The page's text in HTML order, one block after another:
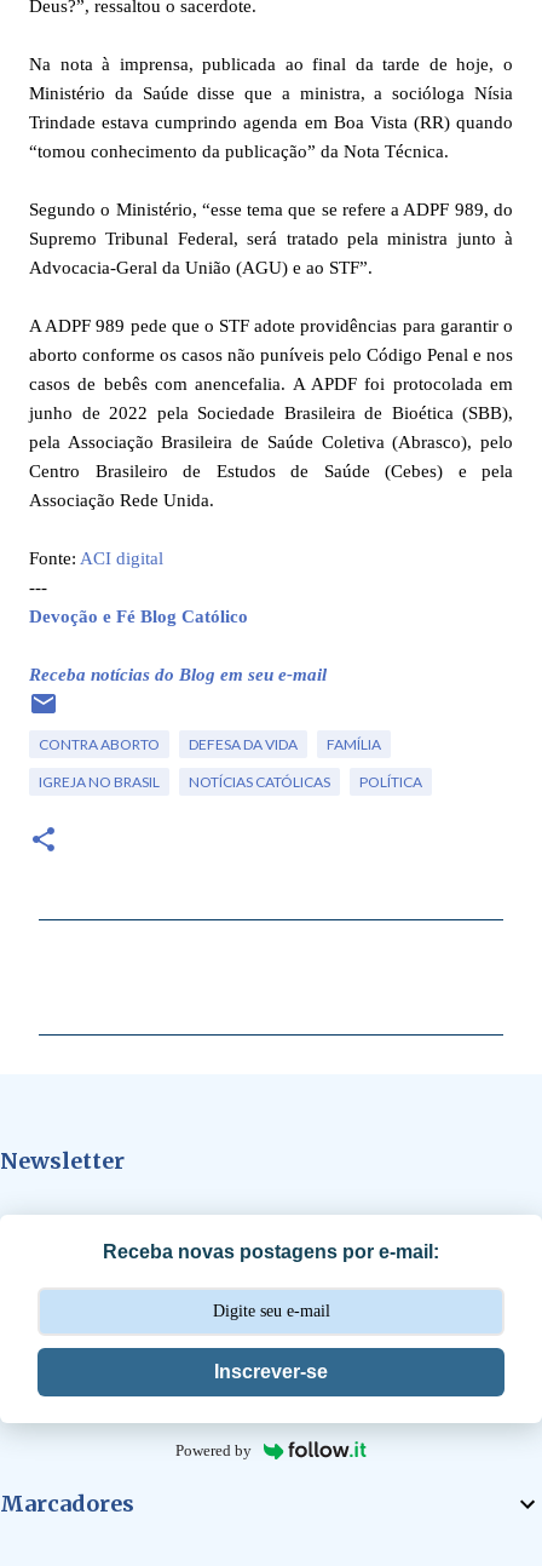
Deus?”, ressaltou o sacerdote.
Na nota à imprensa, publicada ao final da tarde de hoje, o
Ministério da Saúde disse que a ministra, a socióloga Nísia
Trindade estava cumprindo agenda em Boa Vista (RR) quando
“tomou conhecimento da publicação” da Nota Técnica.
Segundo o Ministério, “esse tema que se refere a ADPF 989, do
Supremo Tribunal Federal, será tratado pela ministra junto à
Advocacia-Geral da União (AGU) e ao STF”.
A ADPF 989 pede que o STF adote providências para garantir o
aborto conforme os casos não puníveis pelo Código Penal e nos
casos de bebês com anencefalia. A APDF foi protocolada em
junho de 2022 pela Sociedade Brasileira de Bioética (SBB),
pela Associação Brasileira de Saúde Coletiva (Abrasco), pelo
Centro Brasileiro de Estudos de Saúde (Cebes) e pela
Associação Rede Unida.
Fonte: ACI digital
---
Devoção e Fé Blog Católico
Receba notícias do Blog em seu e-mail
CONTRA ABORTO DEFESA DA VIDA FAMÍLIA
IGREJA NO BRASIL NOTÍCIAS CATÓLICAS POLÍTICA
á
s
Newsletter
Receba novas postagens por e-mail:
Inscrever-se
Powered by
Marcadores